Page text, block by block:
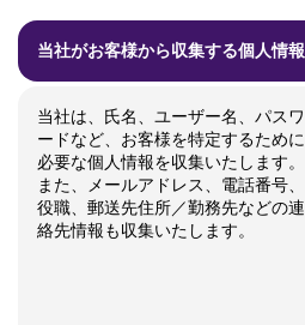
当社がお客様から収集する個人情報
当社は、氏名、ユーザー名、パスワ
ードなど、お客様を特定するために
必要な個人情報を収集いたします。
また、メールアドレス、電話番号、
役職、郵送先住所／勤務先などの連
絡先情報も収集いたします。